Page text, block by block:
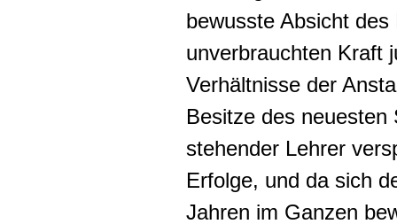
bewusste Absicht
unverbrauchten Kraft
Verhältnisse der
Besitze des
stehender Lehrer
Erfolge, und da sich
Jahren im Ganzen